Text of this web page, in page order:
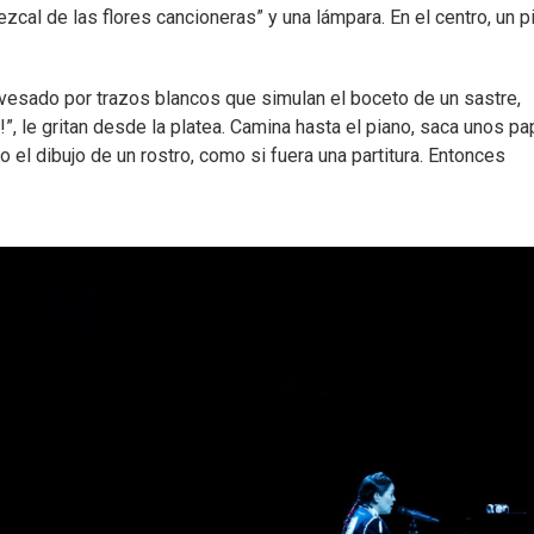
de las flores cancioneras” y una lámpara. En el centro, un
por trazos blancos que simulan el boceto de un sastre,
le gritan desde la platea. Camina hasta el piano, saca unos
dibujo de un rostro, como si fuera una partitura. Entonces